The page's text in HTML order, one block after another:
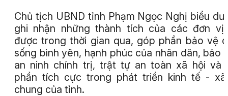
Chủ tịch UBND tỉnh Phạm Ngọc Nghị biểu
ghi nhận những thành tích của các đơn vị
được trong thời gian qua, góp phần bảo vệ
sống bình yên, hạnh phúc của nhân dân, bảo
an ninh chính trị, trật tự an toàn xã hội và
phần tích cực trong phát triển kinh tế - xã
chung của tỉnh.